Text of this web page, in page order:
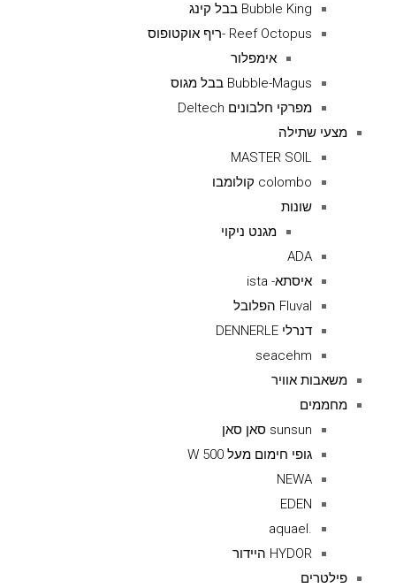
Bubble King בבל קינג
Reef Octopus -ריף אוקטופוס
אימפלור
Bubble-Magus בבל מגוס
מפרקי חלבונים Deltech
מצעי שתילה
MASTER SOIL
colombo קולומבו
שונות
מגנט ניקוי
ADA
איסתא- ista
Fluval הפלובל
דנרלי DENNERLE
seacehm
משאבות אוויר
מחממים
sunsun סאן סאן
גופי חימום מעל 500 W
NEWA
EDEN
.aquael
HYDOR היידור
פילטרים